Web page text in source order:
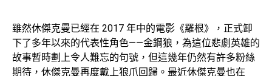
雖然休傑克曼已經在 2017 年中的電影《羅根》，正式卸
下了多年以來的代表性角色——金鋼狼，為這位悲劇英雄的
故事暫時劃上令人難忘的句號，但這幾年仍然有許多粉絲
期待，休傑克曼再度戴上狼爪回歸。最近休傑克曼也在